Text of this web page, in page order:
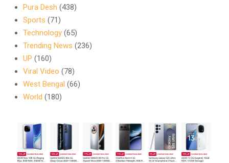
Pura Desh (438)
Sports (71)
Technology (65)
Trending News (236)
UP (160)
Viral Video (78)
West Bengal (66)
World (180)